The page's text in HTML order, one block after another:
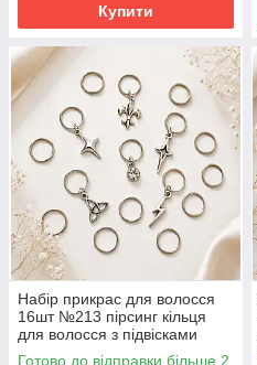
Купити
Набір прикрас для волосся
16шт №213 пірсинг кільця
для волосся з підвісками
Готово до відправки більше 2